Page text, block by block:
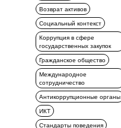
Возврат активов
Социальный контекст
Коррупция в сфере
государственных закупок
Гражданское общество
Международное
сотрудничество
Антикоррупционные органы
ИКТ
Стандарты поведения